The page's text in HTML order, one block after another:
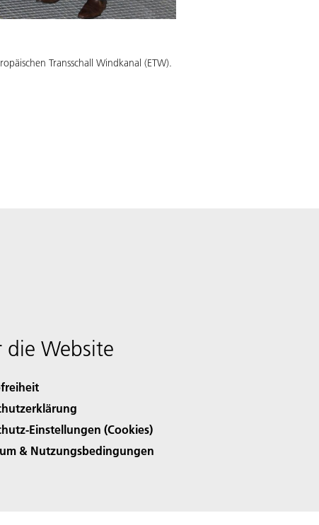
Transschall Windkanal (ETW).
die Website
Einstellungen (Cookies)
& Nutzungsbedingungen